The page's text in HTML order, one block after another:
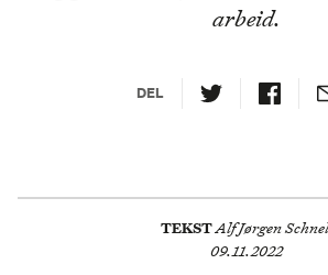
arbeid.
DEL
TEKSTAlf Jørgen
09.11.2022